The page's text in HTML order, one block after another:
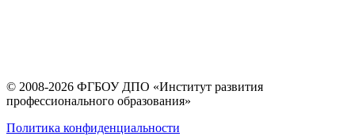
© 2008-2026 ФГБОУ ДПО «Институт развития
профессионального образования»
Политика конфиденциальности